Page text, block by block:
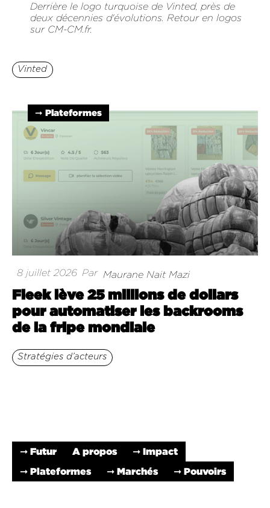
Derrière le logo turquoise de Vinted, près de
deux décennies d'évolutions. Retour en logos
sur CM-CM.fr.
Vinted
➞ Plateformes
8 juillet 2026 Par Maurane Nait Mazi
Fleek lève 25 millions de dollars
pour automatiser les backrooms
de la fripe mondiale
Stratégies d’acteurs
➞ Futur A propos
➞ Impact
➞ Plateformes
➞ Marchés ➞ Pouvoirs